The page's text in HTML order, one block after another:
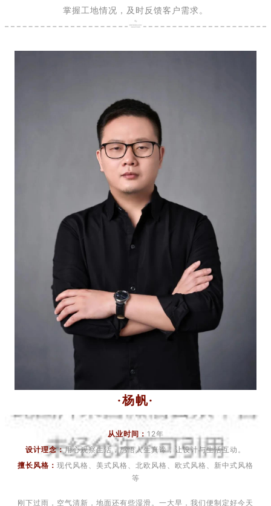
掌握工地情况，及时反馈客户需求。
·杨帆·
从业时间： 12年
设计理念：用心观察生活，感悟人生真谛，让设计与生活互动。
擅长风格： 现代风格、美式风格、北欧风格、欧式风格、新中式风格
等
刚下过雨，空气清新，地面还有些湿滑。一大早，我们便制定好今天